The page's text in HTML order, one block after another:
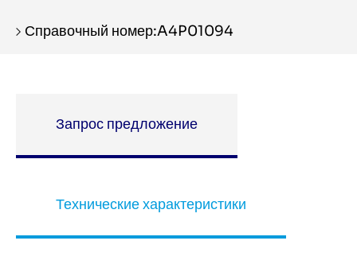
Справочный номер:A4P01094
Запрос предложение
Технические характеристики